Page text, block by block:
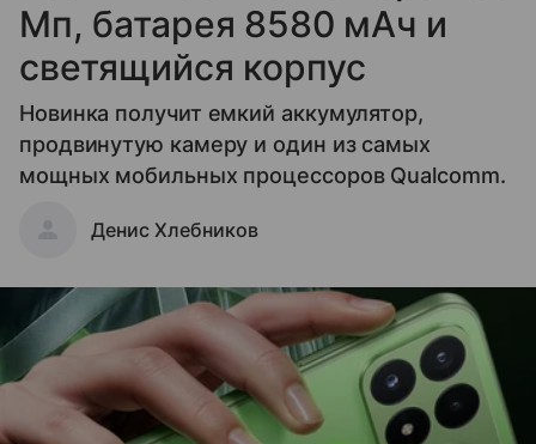
Мп, батарея 8580 мАч и
светящийся корпус
Новинка получит емкий аккумулятор,
продвинутую камеру и один из самых
мощных мобильных процессоров Qualcomm.
Денис Хлебников